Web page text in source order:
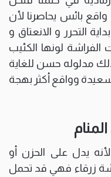
بائس يحاصرنا لأن
التحرر و الانعتاق و
لونها الكئيب
مدلوله حسن للغاية
وواقع أكثر بهجة
يدل على الحزن أو
زرقاء فهي قد تحمل